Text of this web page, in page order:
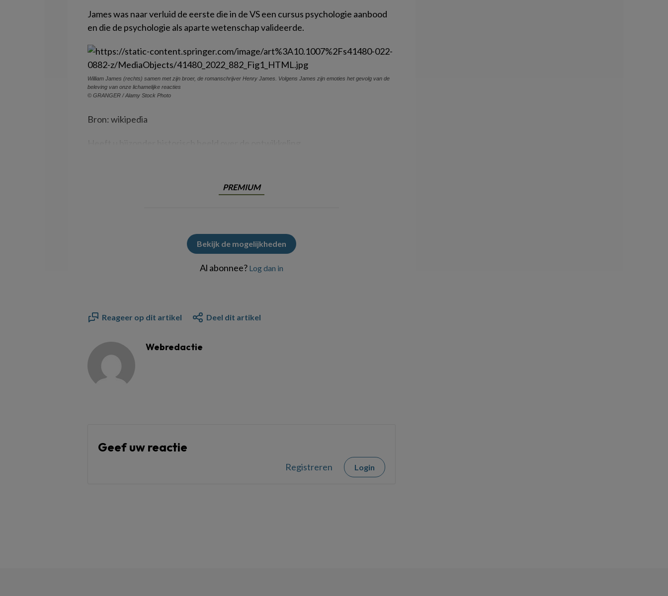
James was naar verluid de eerste die in de VS een cursus psychologie aanbood
en die de psychologie als aparte wetenschap valideerde.
William James (rechts) samen met zijn broer, de romanschrijver Henry James. Volgens James zijn emoties het gevolg van de
beleving van onze lichamelijke reacties
© GRANGER / Alamy Stock Photo
Bron:wikipedia
PREMIUM
Bekijk de mogelijkheden
Al abonnee? Log dan in
Reageer op dit artikel Deel dit artikel
Webredactie
Geef uw reactie
Registreren Login